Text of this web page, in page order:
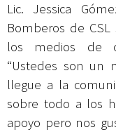
Lic. Jessica
Bomberos de
los medios de
“Ustedes son un
llegue a la
sobre todo a los
apoyo pero nos